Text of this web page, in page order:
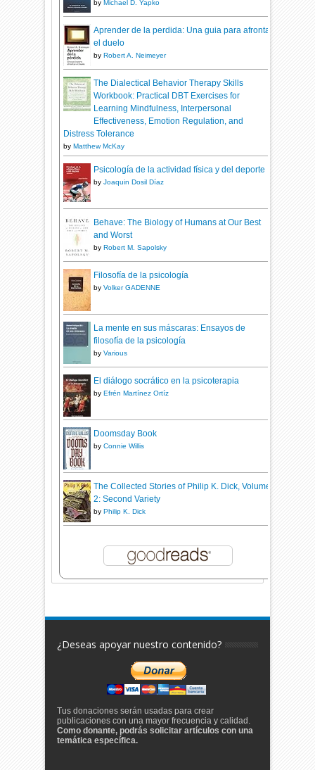
byMichael D. Yapko
Aprender de la perdida: Una guia para afrontar
el duelo
byRobert A. Neimeyer
The Dialectical Behavior Therapy Skills
Workbook: Practical DBT Exercises for
Learning Mindfulness, Interpersonal
Effectiveness, Emotion Regulation, and
Distress Tolerance
byMatthew McKay
Psicología de la actividad física y del deporte
byJoaquin Dosil Díaz
Behave: The Biology of Humans at Our Best
and Worst
byRobert M. Sapolsky
Filosofía de la psicología
byVolker GADENNE
La mente en sus máscaras: Ensayos de
filosofía de la psicología
byVarious
El diálogo socrático en la psicoterapia
byEfrén Martínez Ortíz
Doomsday Book
byConnie Willis
The Collected Stories of Philip K. Dick, Volume
2: Second Variety
byPhilip K. Dick
¿Deseas apoyar nuestro contenido?
Tus donaciones serán usadas para crear
publicaciones con una mayor frecuencia y calidad.
Como donante, podrás solicitar artículos con una
temática específica.